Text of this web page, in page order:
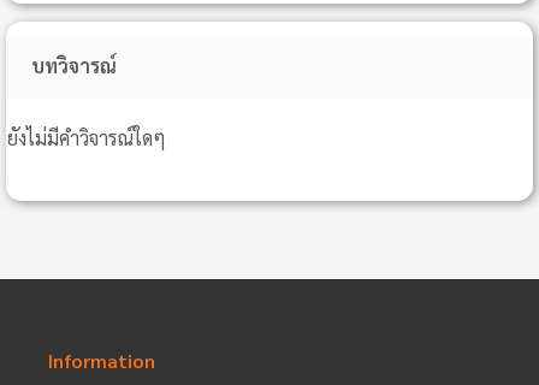
บทวิจารณ์
ยังไม่มีคำวิจารณ์ใดๆ
Information